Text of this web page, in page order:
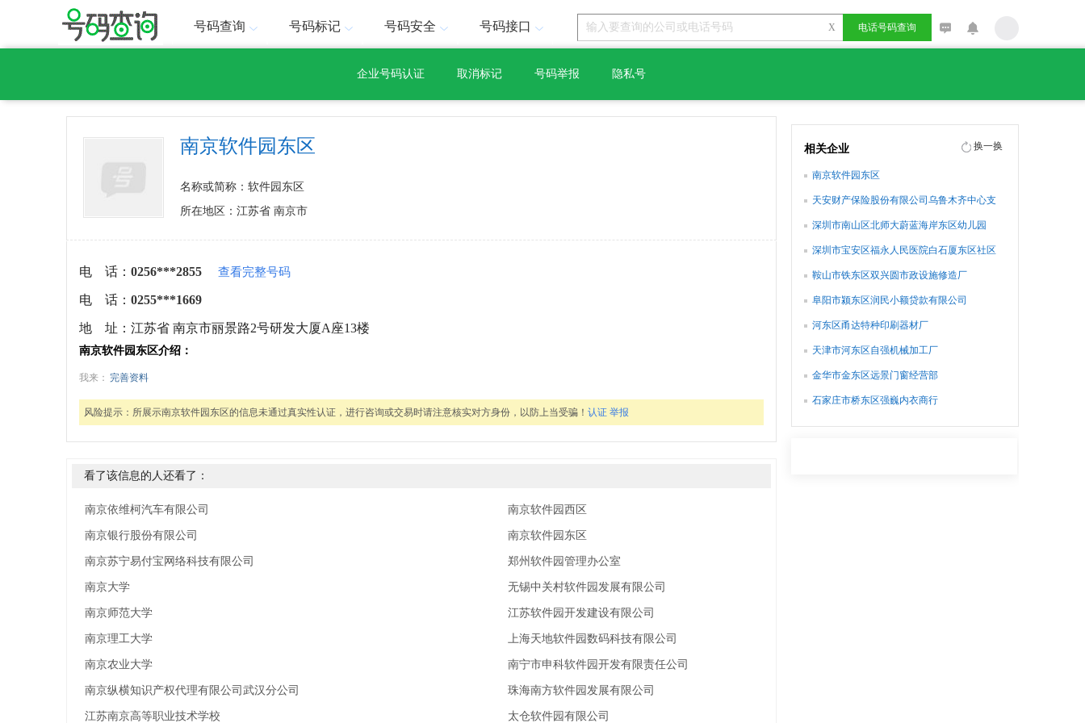
号码查询 号码标记 号码安全 号码接口 X 电话号码查询
企业号码认证 取消标记 号码举报 隐私号
南京软件园东区
名称或简称：软件园东区
所在地区：江苏省 南京市
电 话： 0256***2855 查看完整号码
电 话： 0255***1669
地 址： 江苏省 南京市丽景路2号研发大厦A座13楼
南京软件园东区介绍：
我来： 完善资料
风险提示： 所展示南京软件园东区的信息未通过真实性认证，进行咨询或交易时请注意核实对方身份，以防上当受骗！ 认证 举报
看了该信息的人还看了：
南京依维柯汽车有限公司
南京银行股份有限公司
南京苏宁易付宝网络科技有限公司
南京大学
南京师范大学
南京理工大学
南京农业大学
南京纵横知识产权代理有限公司武汉分公司
江苏南京高等职业技术学校
南京软件园西区
南京软件园东区
郑州软件园管理办公室
无锡中关村软件园发展有限公司
江苏软件园开发建设有限公司
上海天地软件园数码科技有限公司
南宁市申科软件园开发有限责任公司
珠海南方软件园发展有限公司
太仓软件园有限公司
相关企业 换一换
南京软件园东区
天安财产保险股份有限公司乌鲁木齐中心支
深圳市南山区北师大蔚蓝海岸东区幼儿园
深圳市宝安区福永人民医院白石厦东区社区
鞍山市铁东区双兴圆市政设施修造厂
阜阳市颍东区润民小额贷款有限公司
河东区甬达特种印刷器材厂
天津市河东区自强机械加工厂
金华市金东区远景门窗经营部
石家庄市桥东区强巍内衣商行